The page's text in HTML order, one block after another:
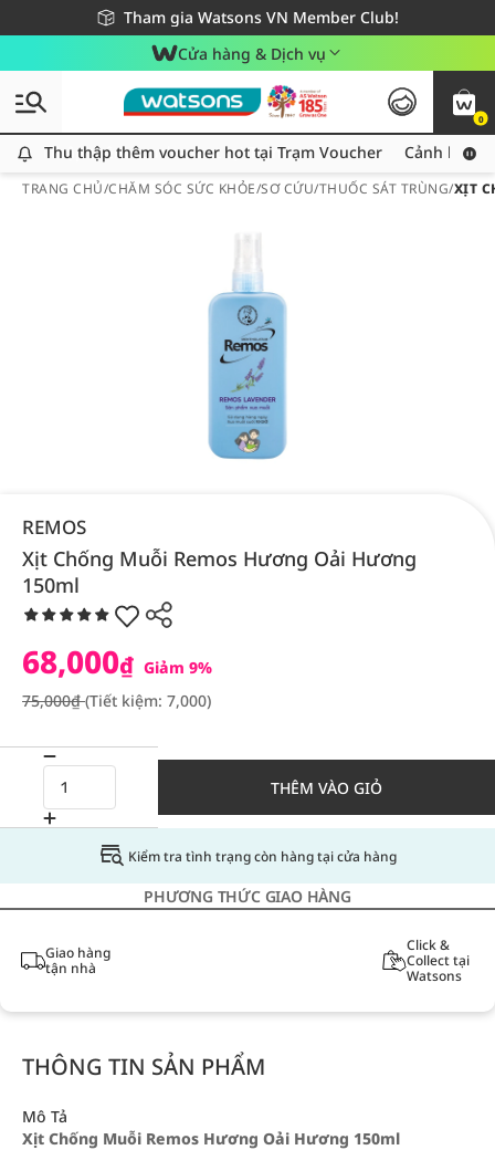
Tham gia Watsons VN Member Club!
Miễn phí giao hàng cho đơn hàng từ 249,000Đ
Giao hàng nhanh 24h - Áp dụng khu vực TP. Hồ Chí Minh
Cửa hàng & Dịch vụ
0
Thu thập thêm voucher hot tại Trạm Voucher
Thu thập thêm voucher hot tại Trạm Voucher Cảnh báo
TRANG CHỦ/CHĂM SÓC SỨC KHỎE/SƠ CỨU/THUỐC SÁT TRÙNG/XỊT
REMOS
Xịt Chống Muỗi Remos Hương Oải Hương
150ml
68,000₫ Giảm 9%
75,000₫(Tiết kiệm: 7,000)
THÊM VÀO GIỎ
Kiểm tra tình trạng còn hàng tại cửa hàng
PHƯƠNG THỨC GIAO HÀNG
Giao hàng
tận nhà
Click &
Collect tại
Watsons
THÔNG TIN SẢN PHẨM
Mô Tả
Xịt Chống Muỗi Remos Hương Oải Hương 150ml